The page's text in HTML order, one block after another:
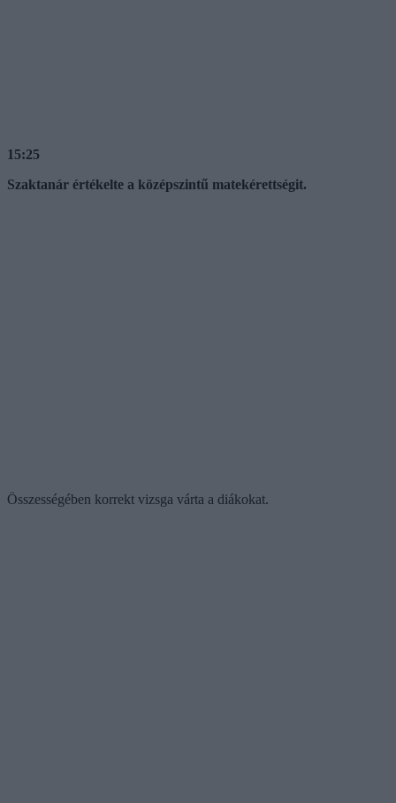
15:25
Szaktanár értékelte a középszintű matekérettségit.
Összességében korrekt vizsga várta a diákokat.